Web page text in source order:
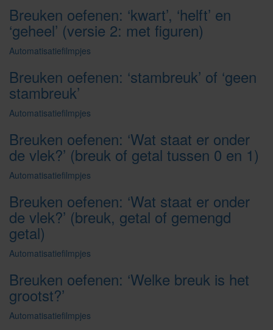
Breuken oefenen: ‘kwart’, ‘helft’ en
‘geheel’ (versie 2: met figuren)
Automatisatiefilmpjes
Breuken oefenen: ‘stambreuk’ of ‘geen
stambreuk’
Automatisatiefilmpjes
Breuken oefenen: ‘Wat staat er onder
de vlek?’ (breuk of getal tussen 0 en 1)
Automatisatiefilmpjes
Breuken oefenen: ‘Wat staat er onder
de vlek?’ (breuk, getal of gemengd
getal)
Automatisatiefilmpjes
Breuken oefenen: ‘Welke breuk is het
grootst?’
Automatisatiefilmpjes